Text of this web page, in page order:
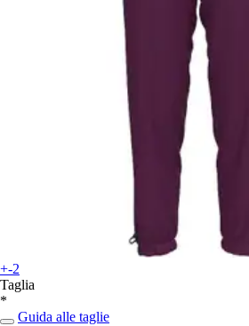
+-2
Taglia
*
Guida alle taglie